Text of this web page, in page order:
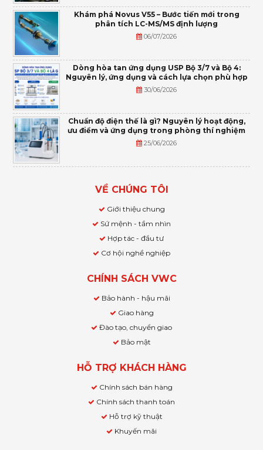
Khám phá Novus V55 – Bước tiến mới trong
phân tích LC-MS/MS định lượng
06/07/2026
Dòng hòa tan ứng dụng USP Bộ 3/7 và Bộ 4:
Nguyên lý, ứng dụng và cách lựa chọn phù hợp
30/06/2026
Chuẩn độ điện thế là gì? Nguyên lý hoạt động,
ưu điểm và ứng dụng trong phòng thí nghiệm
25/06/2026
VỀ CHÚNG TÔI
Giới thiệu chung
Sứ mệnh - tầm nhìn
Hợp tác - đầu tư
Cơ hội nghề nghiệp
CHÍNH SÁCH VWC
Bảo hành - hậu mãi
Giao hàng
Đào tạo, chuyển giao
Bảo mật
HỖ TRỢ KHÁCH HÀNG
Chính sách bán hàng
Chính sách thanh toán
Hỗ trợ kỹ thuật
Khuyến mãi